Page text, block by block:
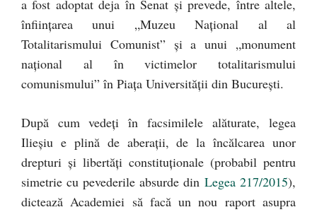
a fost adoptat deja în Senat şi prevede, între altele,
înfiinţarea unui „Muzeu Naţional al al
Totalitarismului Comunist” şi a unui „monument
naţional al în victimelor totalitarismului
comunismului” în Piaţa Universităţii din Bucureşti.
După cum vedeţi în facsimilele alăturate, legea
Ilieşiu e plină de aberaţii, de la încălcarea unor
drepturi şi libertăţi constituţionale (probabil pentru
simetrie cu pevederile absurde din Legea 217/2015),
dictează Academiei să facă un nou raport asupra